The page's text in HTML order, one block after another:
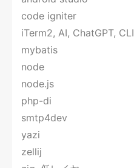
code igniter
iTerm2, AI, ChatGPT, CLI
mybatis
node
node.js
php-di
smtp4dev
yazi
zellij